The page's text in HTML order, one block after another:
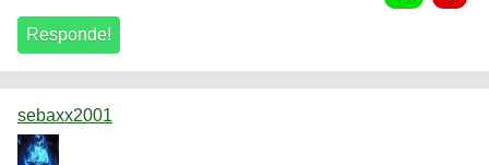
sebaxx2001